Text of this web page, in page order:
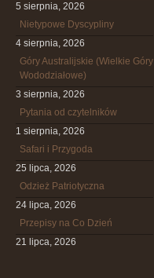
5 sierpnia, 2026
Nietypowe Dyscypliny
4 sierpnia, 2026
Góry Australijskie (Wielkie Góry
Wododziałowe)
3 sierpnia, 2026
Pytania od czytelników
1 sierpnia, 2026
Safari i Przygoda
25 lipca, 2026
Odzież Patriotyczna
24 lipca, 2026
Przepisy na Co Dzień
21 lipca, 2026